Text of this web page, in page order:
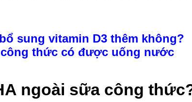
sung vitamin D3 thêm không?
thức có được uống nước
ngoài sữa công